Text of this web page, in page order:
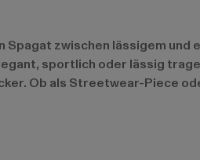
zwischen lässigem und
sportlich oder lässig
Ob als Streetwear-Piece